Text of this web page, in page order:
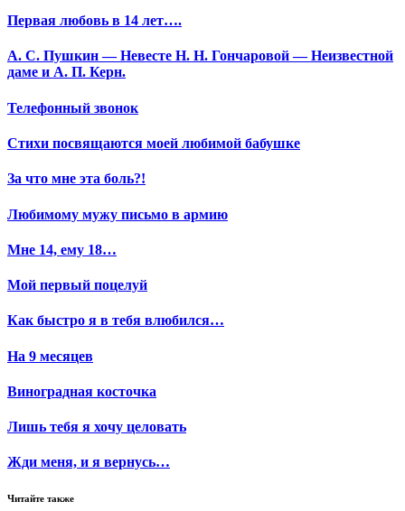
Первая любовь в 14 лет….
А. С. Пушкин — Невесте Н. Н. Гончаровой — Неизвестной
даме и А. П. Керн.
Телефонный звонок
Стихи посвящаются моей любимой бабушке
За что мне эта боль?!
Любимому мужу письмо в армию
Мне 14, ему 18…
Мой первый поцелуй
Как быстро я в тебя влюбился…
На 9 месяцев
Виноградная косточка
Лишь тебя я хочу целовать
Жди меня, и я вернусь…
Читайте также